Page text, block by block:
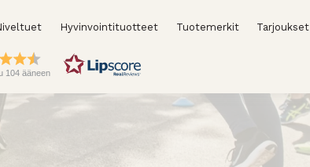
Hyvinvointituotteet Tuotemerkit Tarjoukset
104 ääneen